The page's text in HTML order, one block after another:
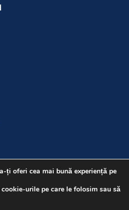
drepturile rezervate
ți oferi cea mai bună experiență pe
urile pe care le folosim sau să